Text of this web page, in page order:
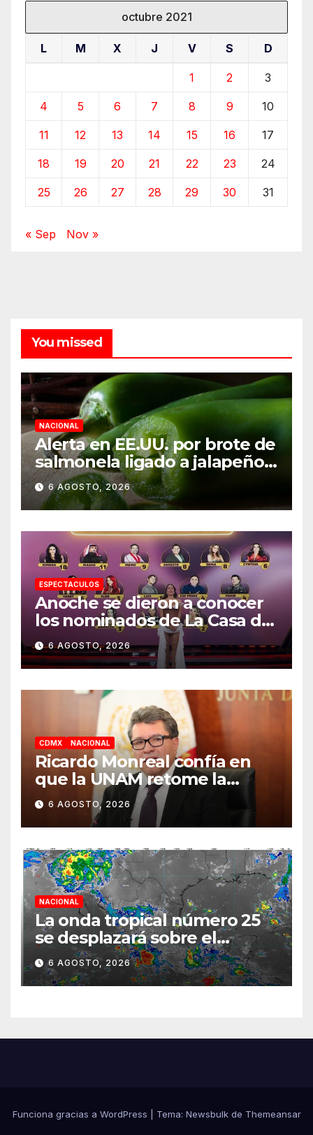
octubre 2021
L M X J V S D
1 2 3
4 5 6 7 8 9 10
11 12 13 14 15 16 17
18 19 20 21 22 23 24
25 26 27 28 29 30 31
« Sep Nov »
You missed
NACIONAL
Alerta en EE.UU. por brote de
salmonela ligado a jalapeños
mexicanos; reportan 345
casos
6 AGOSTO, 2026
ESPECTACULOS
Anoche se dieron a conocer
los nominados de La Casa de
los Famosos México 2026 en
la segunda semana
6 AGOSTO, 2026
CDMX NACIONAL
Ricardo Monreal confía en
que la UNAM retome la
normalidad e inicie el
semestre mediante el
diálogo
6 AGOSTO, 2026
NACIONAL
La onda tropical número 25
se desplazará sobre el
sureste mexicano
6 AGOSTO, 2026
Funciona gracias a WordPress Tema: Newsbulkde Themeansar